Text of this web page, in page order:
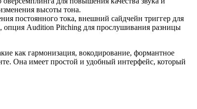
высоты тона.
постоянного тока, внешний сайдчейн триггер для
опция Audition Pitching для прослушивания разницы
как гармонизация, вокодирование, формантное
Она имеет простой и удобный интерфейс, который